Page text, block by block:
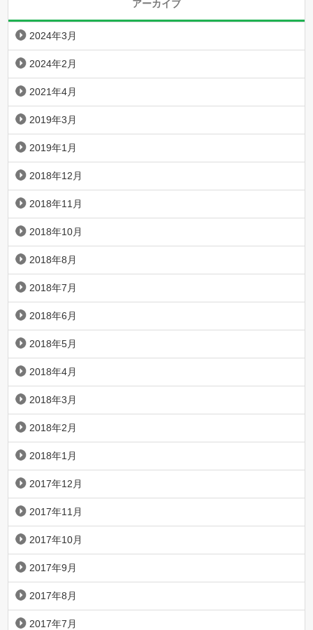
アーカイブ
2024年3月
2024年2月
2021年4月
2019年3月
2019年1月
2018年12月
2018年11月
2018年10月
2018年8月
2018年7月
2018年6月
2018年5月
2018年4月
2018年3月
2018年2月
2018年1月
2017年12月
2017年11月
2017年10月
2017年9月
2017年8月
2017年7月